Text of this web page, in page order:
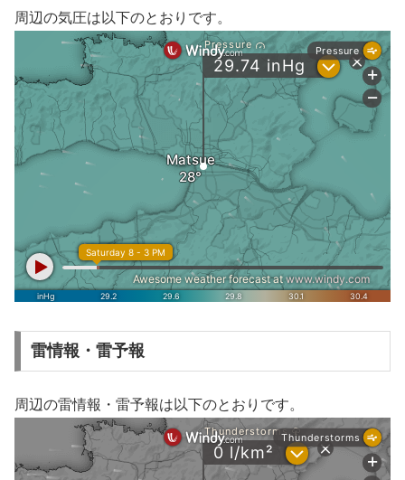
周辺の気圧は以下のとおりです。
雷情報・雷予報
周辺の雷情報・雷予報は以下のとおりです。